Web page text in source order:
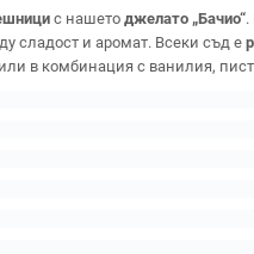
с нашето джелато „Бачио“.
сладост и аромат. Всеки съд е
в комбинация с ванилия,